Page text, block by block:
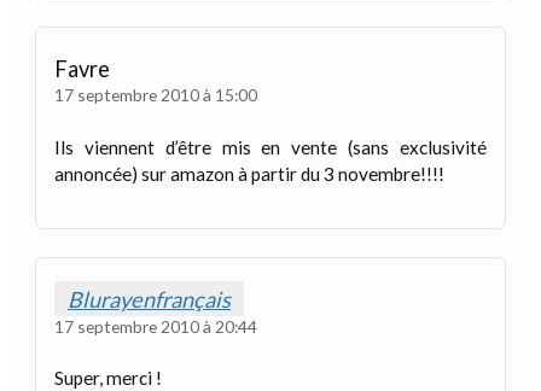
Favre
17 septembre 2010 à 15:00
Ils viennent d’être mis en vente (sans exclusivité
annoncée) sur amazon à partir du 3 novembre!!!!
Blurayenfrançais
17 septembre 2010 à 20:44
Super, merci !